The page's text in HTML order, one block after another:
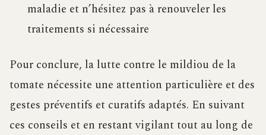
maladie et n’hésitez pas à renouveler les
traitements si nécessaire
Pour conclure, la lutte contre le mildiou de la
tomate nécessite une attention particulière et des
gestes préventifs et curatifs adaptés. En suivant
ces conseils et en restant vigilant tout au long de